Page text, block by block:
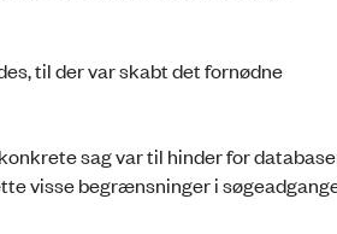
til der var skabt det fornødne
sag var til hinder for
visse begrænsninger i